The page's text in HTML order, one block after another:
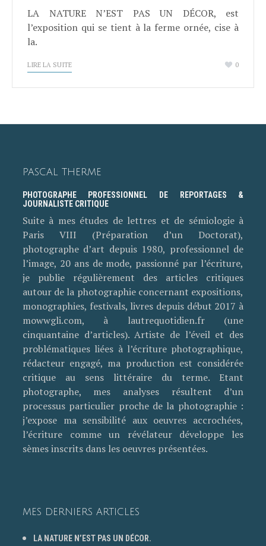
LA NATURE N’EST PAS UN DÉCOR, est
l’exposition qui se tient à la ferme ornée, cise à
la.
LIRE LA SUITE 0
PASCAL THERME
PHOTOGRAPHE PROFESSIONNEL DE REPORTAGES &
JOURNALISTE CRITIQUE
Suite à mes études de lettres et de sémiologie à
Paris VIII (Préparation d’un Doctorat),
photographe d’art depuis 1980, professionnel de
l’image, 20 ans de mode, passionné par l’écriture,
je publie régulièrement des articles critiques
autour de la photographie concernant expositions,
monographies, festivals, livres depuis début 2017 à
mowwgli.com, à lautrequotidien.fr (une
cinquantaine d’articles). Artiste de l’éveil et des
problématiques liées à l’écriture photographique,
rédacteur engagé, ma production est considérée
critique au sens littéraire du terme. Etant
photographe, mes analyses résultent d’un
processus particulier proche de la photographie :
j’expose ma sensibilité aux oeuvres accrochées,
l’écriture comme un révélateur développe les
sèmes inscrits dans les oeuvres présentées.
MES DERNIERS ARTICLES
LA NATURE N’EST PAS UN DÉCOR.